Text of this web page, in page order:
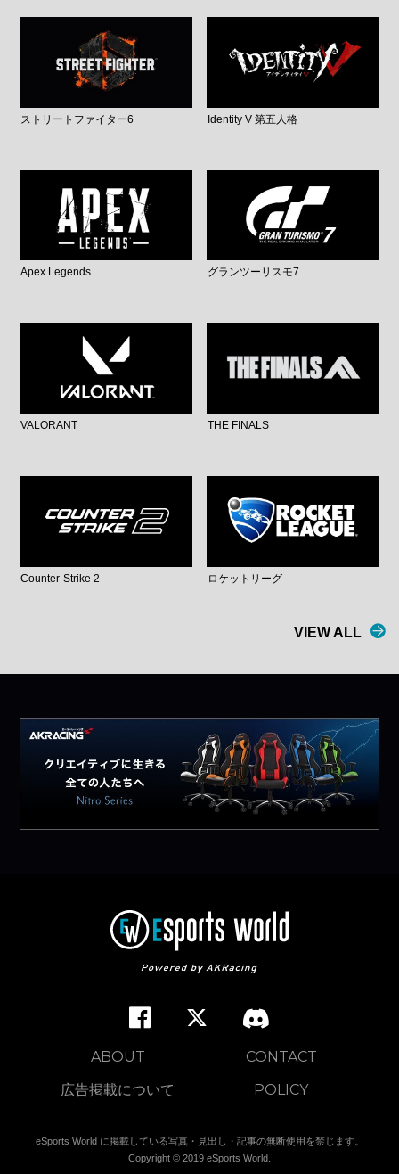
ストリートファイター6 Identity V 第五人格
Apex Legends グランツーリスモ7
VALORANT THE FINALS
Counter-Strike 2 ロケットリーグ
VIEW ALL
ABOUT
CONTACT
広告掲載について
POLICY
eSports World に掲載している写真・見出し・記事の無断使用を禁じます。
Copyright © 2019 eSports World.